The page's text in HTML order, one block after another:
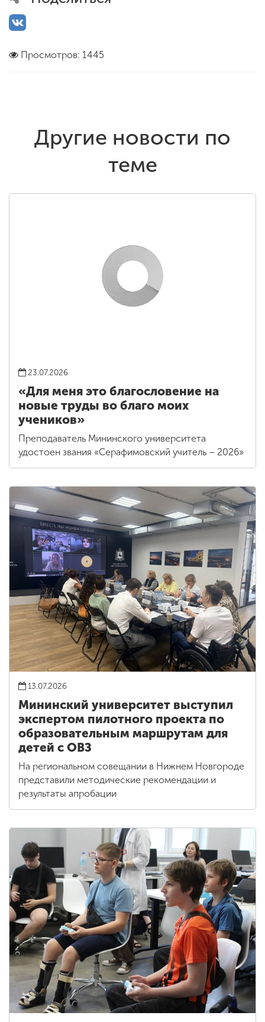
Просмотров: 1445
Другие новости по
теме
23.07.2026
«Для меня это благословение на
новые труды во благо моих
учеников»
Преподаватель Мининского университета
удостоен звания «Серафимовский учитель – 2026»
13.07.2026
Мининский университет выступил
экспертом пилотного проекта по
образовательным маршрутам для
детей с ОВЗ
На региональном совещании в Нижнем Новгороде
представили методические рекомендации и
результаты апробации